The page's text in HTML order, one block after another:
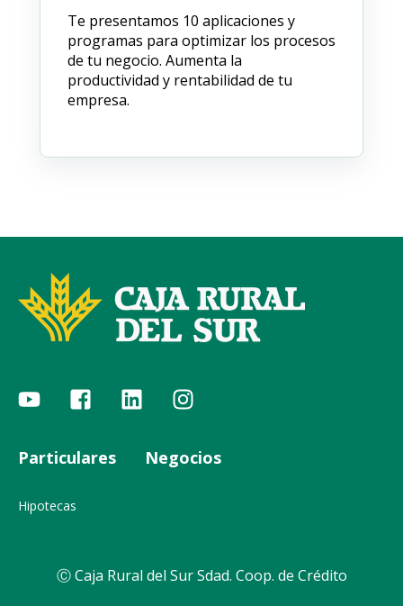
Te presentamos 10 aplicaciones y
programas para optimizar los procesos
de tu negocio. Aumenta la
productividad y rentabilidad de tu
empresa.
Particulares
Hipotecas
Negocios
Ⓒ Caja Rural del Sur Sdad. Coop. de Crédito